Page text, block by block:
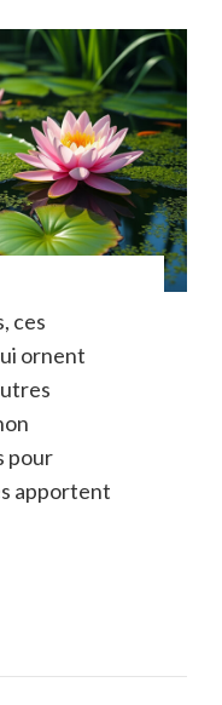
ces
ornent
pour
apportent